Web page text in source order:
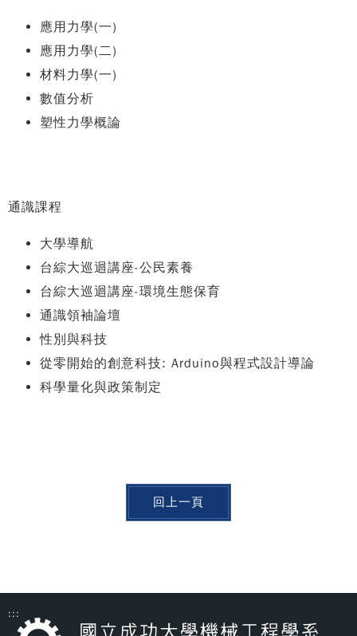
應用力學(一)
應用力學(二)
材料力學(一)
數值分析
塑性力學概論
通識課程
大學導航
台綜大巡迴講座-公民素養
台綜大巡迴講座-環境生態保育
通識領袖論壇
性別與科技
從零開始的創意科技: Arduino與程式設計導論
科學量化與政策制定
回上一頁
:::